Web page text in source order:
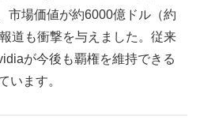
市場価値が約6000億ドル（約
道も衝撃を与えました。従来
が今後も覇権を維持できる
います。